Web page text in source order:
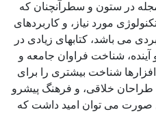
در ستون و سطرآنچنان که
مورد نیاز، و کاربردهای
می باشد، کتابهای زیادی در
شناخت فراوان جامعه و
شناخت بیشتری را برای
خلاقی، و فرهنگ پیشرو
صورت می توان امید داشت که